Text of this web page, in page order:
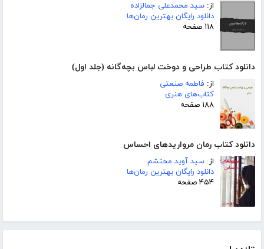
از: سید محمدعلی جمالزاده
دانلود رایگان بهترین رمان‌ها
۱۱۸ صفحه
دانلود کتاب طراحی و دوخت لباس بچه‌گانه (جلد اول)
از: فاطمه صنعتی
کتاب‌های هنری
۱۸۸ صفحه
دانلود کتاب رمان مرواریدهای احساس
از: سید آوید محتشم
دانلود رایگان بهترین رمان‌ها
۴۵۴ صفحه